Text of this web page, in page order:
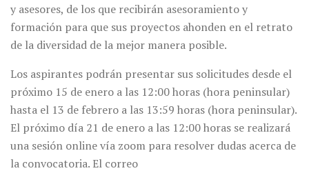
y asesores, de los que recibirán asesoramiento y
formación para que sus proyectos ahonden en el retrato
de la diversidad de la mejor manera posible.
Los aspirantes podrán presentar sus solicitudes desde el
próximo 15 de enero a las 12:00 horas (hora peninsular)
hasta el 13 de febrero a las 13:59 horas (hora peninsular).
El próximo día 21 de enero a las 12:00 horas se realizará
una sesión online vía zoom para resolver dudas acerca de
la convocatoria. El correo